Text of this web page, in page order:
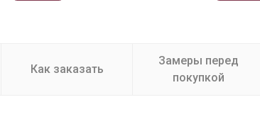
Как заказать
Замеры перед
покупкой